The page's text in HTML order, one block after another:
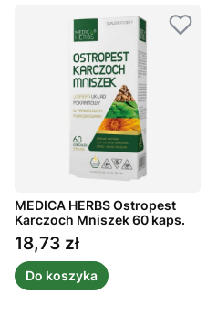
MEDICA HERBS Ostropest
Karczoch Mniszek 60 kaps.
Cena
18,73 zł
Do koszyka